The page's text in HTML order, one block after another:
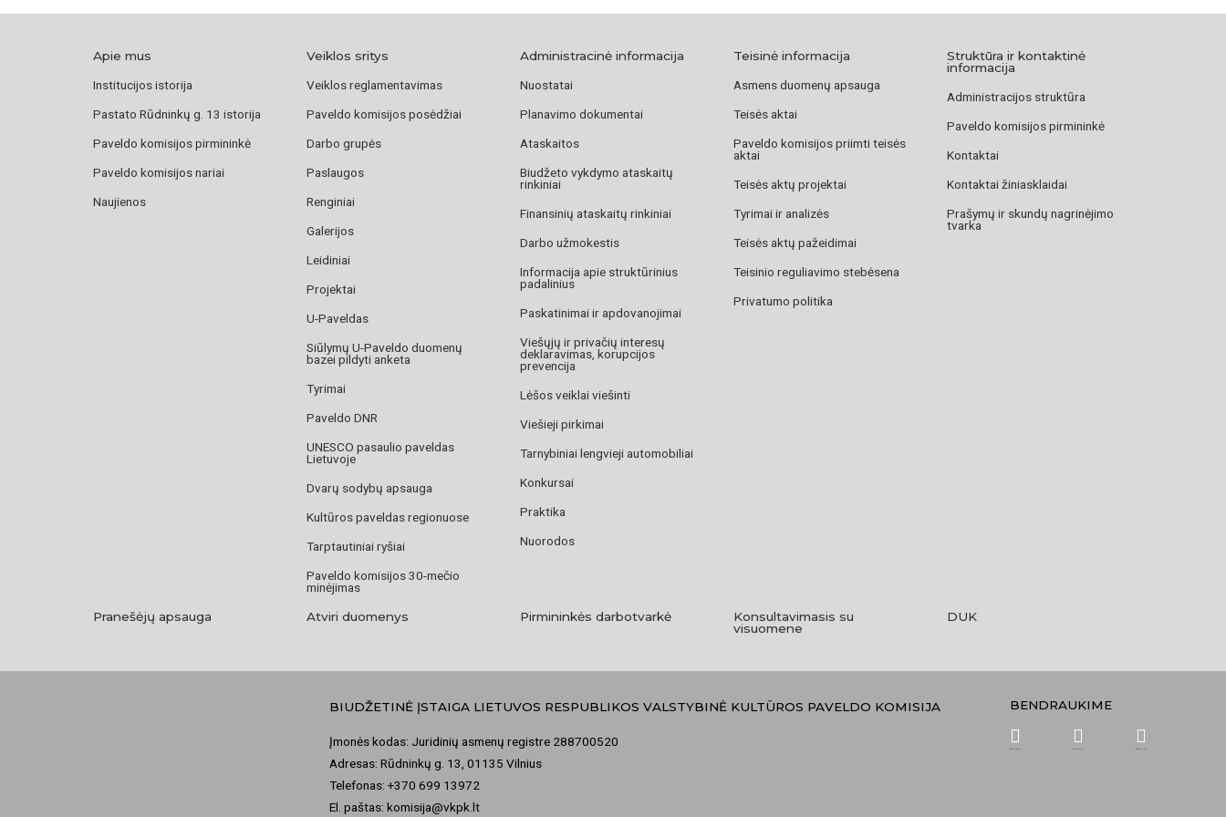
„Nuo šermukšnėlių, / Nuo serbentėlių / Giružė raudonavo. / Nuo prasto
metturgėlis, / Vesim vyrus parduoti. // Jei neparduosim / Tuos prastus
vyrus, / Čigonams išmainysim.“
Juška Albertas, https://www.mle.lt/straipsniai/ziliu-1-parapija
Šilas Vytautas, Sambora Henrikas, Mažosios Lietuvos kultūros pėdsakai
Apie mus
Institucijos istorija
Pastato Rūdninkų g. 13 istorija
Paveldo komisijos pirmininkė
Paveldo komisijos nariai
Naujienos
Veiklos sritys
Veiklos reglamentavimas
Paveldo komisijos posėdžiai
Darbo grupės
Paslaugos
Renginiai
Galerijos
Leidiniai
Projektai
U-Paveldas
Siūlymų U-Paveldo duomenų
bazei pildyti anketa
Tyrimai
Paveldo DNR
UNESCO pasaulio paveldas
Lietuvoje
Dvarų sodybų apsauga
Kultūros paveldas regionuose
Tarptautiniai ryšiai
Paveldo komisijos 30-mečio
minėjimas
Administracinė informacija
Nuostatai
Planavimo dokumentai
Ataskaitos
Biudžeto vykdymo ataskaitų
rinkiniai
Finansinių ataskaitų rinkiniai
Darbo užmokestis
Informacija apie struktūrinius
padalinius
Paskatinimai ir apdovanojimai
Viešųjų ir privačių interesų
deklaravimas, korupcijos
prevencija
Lėšos veiklai viešinti
Viešieji pirkimai
Tarnybiniai lengvieji automobiliai
Konkursai
Praktika
Nuorodos
Teisinė informacija
Asmens duomenų apsauga
Teisės aktai
Paveldo komisijos priimti teisės
aktai
Teisės aktų projektai
Tyrimai ir analizės
Teisės aktų pažeidimai
Teisinio reguliavimo stebėsena
Privatumo politika
Struktūra ir kontaktinė
informacija
Administracijos struktūra
Paveldo komisijos pirmininkė
Kontaktai
Kontaktai žiniasklaidai
Prašymų ir skundų nagrinėjimo
tvarka
Pranešėjų apsauga Atviri duomenys Pirmininkės darbotvarkė
Konsultavimasis su
visuomene
DUK
BIUDŽETINĖ ĮSTAIGA LIETUVOS RESPUBLIKOS VALSTYBINĖ KULTŪROS PAVELDO KOMISIJA
Įmonės kodas: Juridinių asmenų registre 288700520
Adresas: Rūdninkų g. 13, 01135 Vilnius
Telefonas: +370 699 13972
El. paštas: komisija@vkpk.lt
BENDRAUKIME